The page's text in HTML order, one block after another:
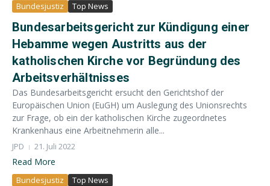
Bundesjustiz Top News
Bundesarbeitsgericht zur Kündigung einer
Hebamme wegen Austritts aus der
katholischen Kirche vor Begründung des
Arbeitsverhältnisses
Das Bundesarbeitsgericht ersucht den Gerichtshof der
Europäischen Union (EuGH) um Auslegung des Unionsrechts
zur Frage, ob ein der katholischen Kirche zugeordnetes
Krankenhaus eine Arbeitnehmerin alle...
JPD 21. Juli 2022
Read More
Bundesjustiz Top News